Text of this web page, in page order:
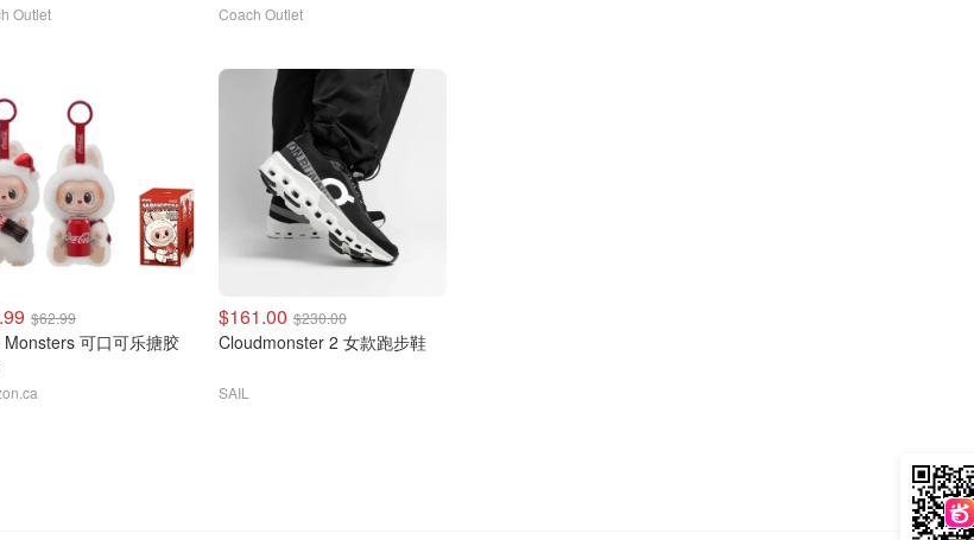
Outlet Coach Outlet
$62.99
Monsters 可口可乐搪胶
$161.00 $230.00
Cloudmonster 2 女款跑步鞋
SAIL